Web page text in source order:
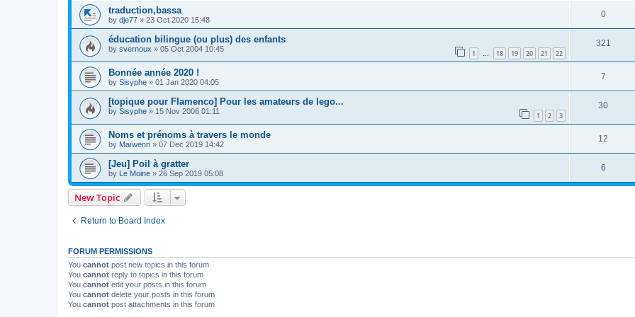
traduction,bassa
by dje77 » 23 Oct 2020 15:48
0
éducation bilingue (ou plus) des enfants
by svernoux » 05 Oct 2004 10:45 1 … 18 19 20 21 22
321
Bonnée année 2020 !
by Sisyphe » 01 Jan 2020 04:05
7
[topique pour Flamenco] Pour les amateurs de lego...
by Sisyphe » 15 Nov 2006 01:11 1 2 3
30
Noms et prénoms à travers le monde
by Maïwenn » 07 Dec 2019 14:42
12
[Jeu] Poil à gratter
by Le Moine » 26 Sep 2019 05:08
6
New Topic
Return to Board Index
FORUM PERMISSIONS
You cannot post new topics in this forum
You cannot reply to topics in this forum
You cannot edit your posts in this forum
You cannot delete your posts in this forum
You cannot post attachments in this forum